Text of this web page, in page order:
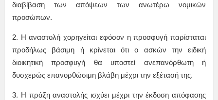
διαβίβαση των απόψεων των ανωτέρω νομικών
προσώπων.
2. Η αναστολή χορηγείται εφόσον η προσφυγή παρίσταται
προδήλως βάσιμη ή κρίνεται ότι ο ασκών την ειδική
διοικητική προσφυγή θα υποστεί ανεπανόρθωτη ή
δυσχερώς επανορθώσιμη βλάβη μέχρι την εξέτασή της.
3. Η πράξη αναστολής ισχύει μέχρι την έκδοση απόφασης